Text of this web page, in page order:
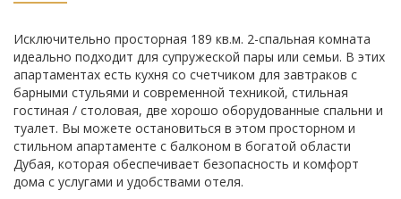
Исключительно просторная 189 кв.м. 2-спальная комната
идеально подходит для супружеской пары или семьи. В этих
апартаментах есть кухня со счетчиком для завтраков с
барными стульями и современной техникой, стильная
гостиная / столовая, две хорошо оборудованные спальни и
туалет. Вы можете остановиться в этом просторном и
стильном апартаменте с балконом в богатой области
Дубая, которая обеспечивает безопасность и комфорт
дома с услугами и удобствами отеля.